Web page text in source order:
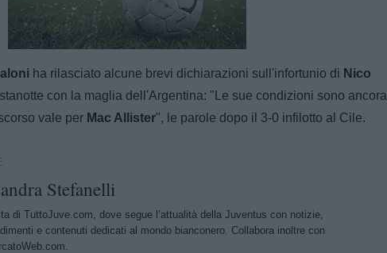
100.00%
ha rilasciato alcune brevi dichiarazioni sull'infortunio di Nico
con la maglia dell'Argentina: "Le sue condizioni sono ancora
vale per Mac Allister", le parole dopo il 3-0 infilotto al Cile.
Stefanelli
di TuttoJuve.com, dove segue l’attualità della Juventus con notizie,
e contenuti dedicati al mondo bianconero. Collabora inoltre con